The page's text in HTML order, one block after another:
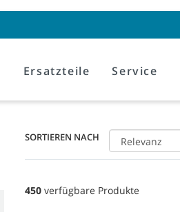
Ersatzteile Service
SORTIEREN NACH
450 verfügbare Produkte